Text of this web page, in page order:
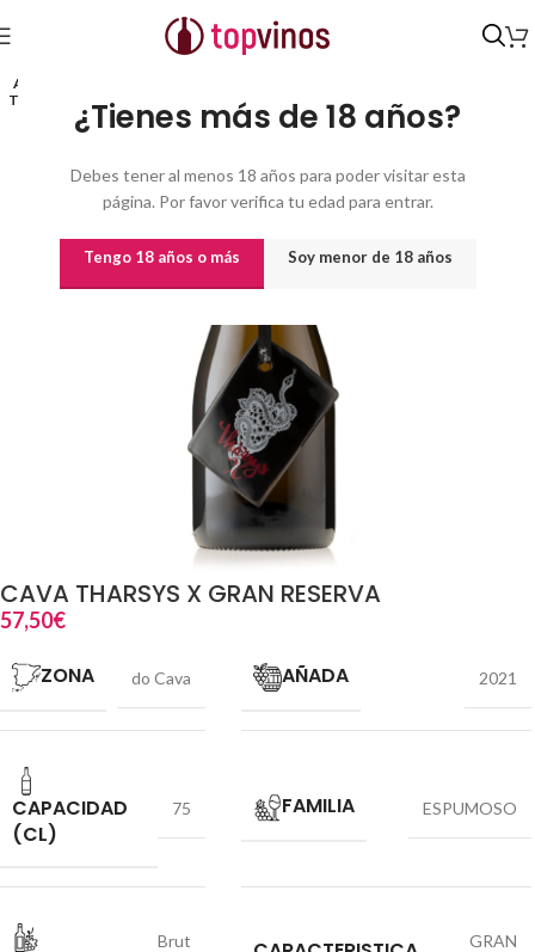
¿Tienes más de 18 años?
Debes tener al menos 18 años para poder visitar esta
página. Por favor verifica tu edad para entrar.
Tengo 18 años o más Soy menor de 18 años
Inicio Vinos por origen
AGO
TADO
CAVA THARSYS X GRAN RESERVA
57,50€
ZONA do Cava AÑADA 2021
CAPACIDAD
(CL)
75 FAMILIA ESPUMOSO
Brut
GRAN